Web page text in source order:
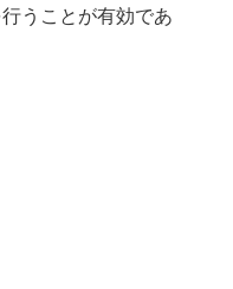
うことが有効であ